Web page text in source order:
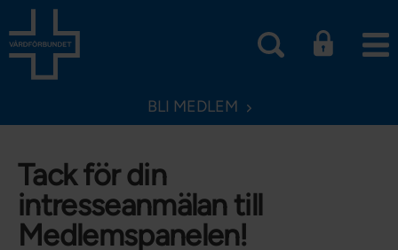
BLI MEDLEM
Tack för din
intresseanmälan till
Medlemspanelen!